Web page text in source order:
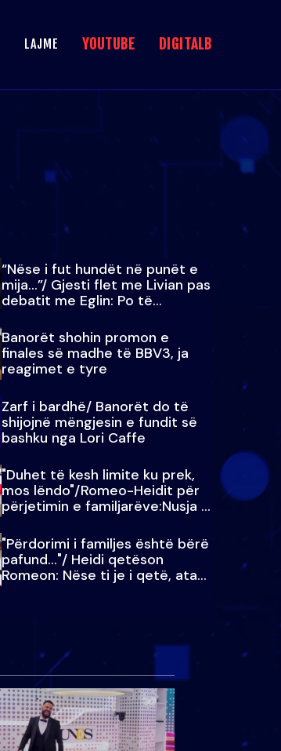
LAJME YOUTUBE DIGITALB
“Nëse i fut hundët në punët e
mija…”/ Gjesti flet me Livian pas
debatit me Eglin: Po të
paralajmëroj
Banorët shohin promon e
finales së madhe të BBV3, ja
reagimet e tyre
Zarf i bardhë/ Banorët do të
shijojnë mëngjesin e fundit së
bashku nga Lori Caffe
"Duhet të kesh limite ku prek,
mos lëndo"/Romeo-Heidit për
përjetimin e familjarëve:Nusja e
Julit…
"Përdorimi i familjes është bërë
pafund…"/ Heidi qetëson
Romeon: Nëse ti je i qetë, ata
qetësohen